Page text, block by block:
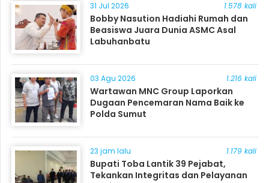
31 Jul 2026 1.578 kali
Bobby Nasution Hadiahi Rumah dan
Beasiswa Juara Dunia ASMC Asal
Labuhanbatu
03 Agu 2026 1.216 kali
Wartawan MNC Group Laporkan
Dugaan Pencemaran Nama Baik ke
Polda Sumut
23 jam lalu 1.179 kali
Bupati Toba Lantik 39 Pejabat,
Tekankan Integritas dan Pelayanan